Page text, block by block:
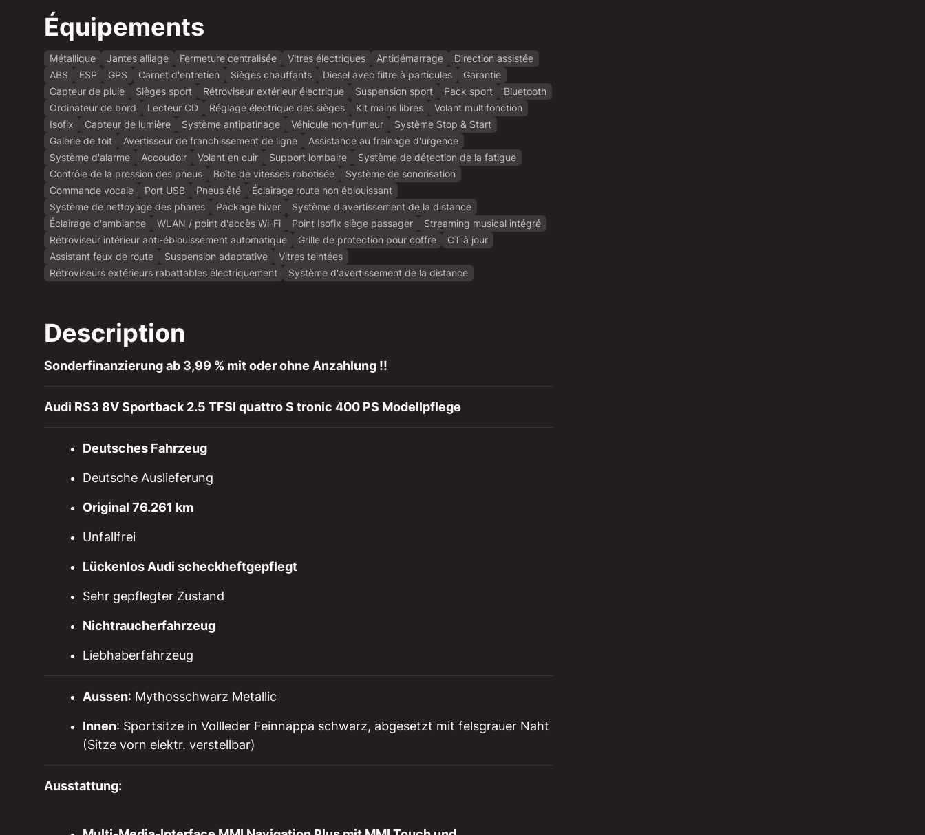
Équipements
Métallique Jantes alliage Fermeture centralisée Vitres électriques Antidémarrage
Direction assistée
ABS
ESP GPS Carnet d'entretien Sièges chauffants Diesel avec filtre à particules
Garantie
Capteur de pluie
Sièges sport Rétroviseur extérieur électrique Suspension sport Pack sport
Bluetooth
Ordinateur de bord
Lecteur CD Réglage électrique des sièges Kit mains libres
Volant multifonction
Isofix
Capteur de lumière Système antipatinage Véhicule non-fumeur
Système Stop & Start
Galerie de toit
Avertisseur de franchissement de ligne
Assistance au freinage d'urgence
Système d'alarme
Accoudoir Volant en cuir Support lombaire
Système de détection de la fatigue
Contrôle de la pression des pneus
Boîte de vitesses robotisée
Système de sonorisation
Commande vocale
Port USB Pneus été
Éclairage route non éblouissant
Système de nettoyage des phares
Package hiver
Système d'avertissement de la distance
Éclairage d'ambiance
WLAN / point d'accès Wi-Fi Point Isofix siège passager
Streaming musical intégré
Rétroviseur intérieur anti-éblouissement automatique
Grille de protection pour coffre
CT à jour
Assistant feux de route
Suspension adaptative
Vitres teintées
Rétroviseurs extérieurs rabattables électriquement
Système d'avertissement de la distance
Description
Sonderfinanzierung ab 3,99 % mit oder ohne Anzahlung !!
Audi RS3 8V Sportback 2.5 TFSI quattro S tronic 400 PS Modellpflege
Deutsches Fahrzeug
Deutsche Auslieferung
Original 76.261 km
Unfallfrei
Lückenlos Audi scheckheftgepflegt
Sehr gepflegter Zustand
Nichtraucherfahrzeug
Liebhaberfahrzeug
Aussen: Mythosschwarz Metallic
Innen: Sportsitze in Vollleder Feinnappa schwarz, abgesetzt mit felsgrauer Naht
(Sitze vorn elektr. verstellbar)
Ausstattung: